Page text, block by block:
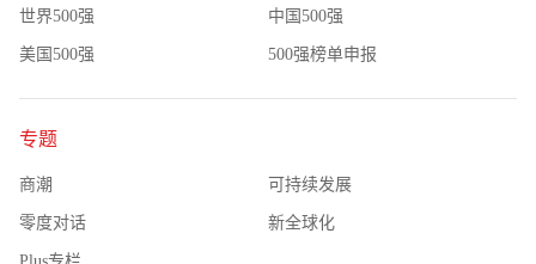
世界500强 中国500强
美国500强 500强榜单申报
专题
商潮 可持续发展
零度对话 新全球化